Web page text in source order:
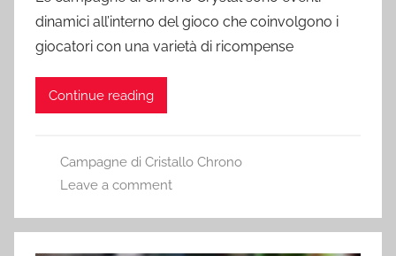
dinamici all’interno del gioco che coinvolgono i
giocatori con una varietà di ricompense
Continue reading
Campagne di Cristallo Chrono
Leave a comment